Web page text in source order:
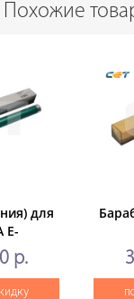
Похожие
для
E-
355/455/206L/
р.
(CET),